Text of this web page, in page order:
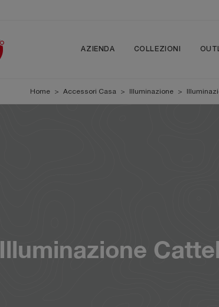
AZIENDA COLLEZIONI
Home > Accessori Casa > Illuminazione >
Illuminazione